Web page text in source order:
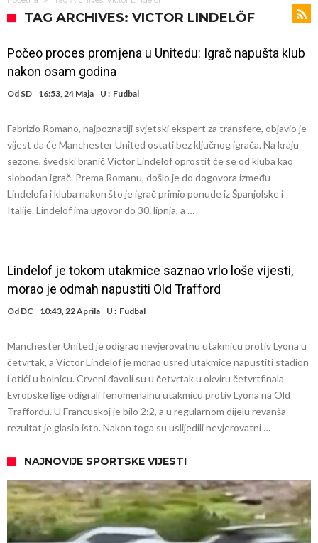
Španija na nogama, Barcelona i Real u strahu: “Novi Haaland” je
zaprepašteni njegovim riječima
Milan smanjuje tim
Atletika?!
Ovo se Novaku nikad nije dešavalo: Sinner i Alcaraz odustaju, a
Zverev se odmah “raspao”
Infantino imao ljubavnicu: Isplivale skandalozne informacije, dobila je
novac od UEFA
Mourinho uvodi strogu disciplinu u Real Madrid. Ovo su tri nova
pravila
TAG ARCHIVES: VICTOR LINDELÖF
Počeo proces promjena u Unitedu: Igrač napušta klub
nakon osam godina
Od SD 16:53, 24 Maja U : Fudbal
Fabrizio Romano, najpoznatiji svjetski ekspert za transfere, objavio je
vijest da će Manchester United ostati bez ključnog igrača. Na kraju
sezone, švedski branič Victor Lindelof oprostit će se od kluba kao
slobodan igrač. Prema Romanu, došlo je do dogovora između
Lindelofa i kluba nakon što je igrač primio ponude iz Španjolske i
Italije. Lindelof ima ugovor do 30. lipnja, a …
Lindelof je tokom utakmice saznao vrlo loše vijesti,
morao je odmah napustiti Old Trafford
Od DC 10:43, 22 Aprila U : Fudbal
Manchester United je odigrao nevjerovatnu utakmicu protiv Lyona u
četvrtak, a Victor Lindelof je morao usred utakmice napustiti stadion
i otići u bolnicu. Crveni đavoli su u četvrtak u okviru četvrtfinala
Evropske lige odigrali fenomenalnu utakmicu protiv Lyona na Old
Traffordu. U Francuskoj je bilo 2:2, a u regularnom dijelu revanša
rezultat je glasio isto. Nakon toga su uslijedili nevjerovatni …
NAJNOVIJE SPORTSKE VIJESTI